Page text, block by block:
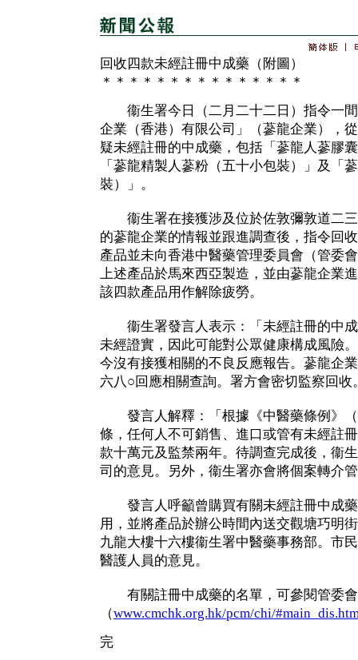
回收四款未經註冊中成藥（附圖）
＊＊＊＊＊＊＊＊＊＊＊＊＊＊＊
衞生署今日（二月二十二日）指令一間
企業（香港）有限公司」（蔘龍企業），
疑未經註冊的中成藥，包括「蔘龍人蔘膠
「蔘龍精製人蔘粉（五十小包裝）」及「
裝）」。
衞生署在接獲涉及位於佐敦彌敦道二三
的蔘龍企業的情報並跟進調查後，指令回
產品並未向香港中醫藥管理委員會（管委
上述產品於馬來西亞製造，並由蔘龍企業
該四款產品用作解除疲勞。
衞生署發言人表示：「未經註冊的中成
未經證實，因此可能對公眾健康構成風險
今沒有接獲相關的不良反應報告。蔘龍企
六八○回應相關查詢。署方會密切監察回收
發言人解釋：「根據《中醫藥條例》（
條，任何人不可銷售、進口或管有未經註
款十萬元及監禁兩年。待調查完成後，衞
司的意見。另外，衞生署亦會將個案轉介
發言人呼籲曾購買有關未經註冊中成藥
用，並將產品於辦公時間內送交觀塘巧明
九龍大樓十六樓衞生署中醫藥事務部。市
醫護人員的意見。
有關註冊中成藥的名單，可參閱管委
（www.cmchk.org.hk/pcm/chi/
完